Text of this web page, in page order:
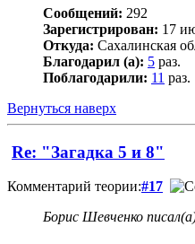
Сообщений: 292
Зарегистрирован: 17
Откуда: Сахалинская
Благодарил (а): 5 раз.
Поблагодарили: 11 раз.
Вернуться наверх
Re: "Загадка 5 и 8"
Комментарий теории:#17
Борис Шевченко